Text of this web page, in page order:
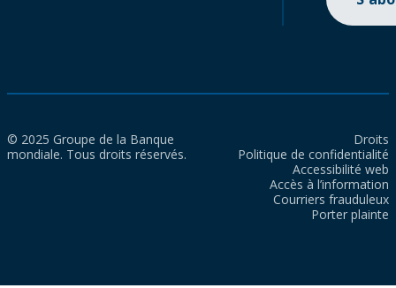
© 2025 Groupe de la Banque
mondiale. Tous droits réservés.
Droits
Politique de confidentialité
Accessibilité web
Accès à l’information
Courriers frauduleux
Porter plainte